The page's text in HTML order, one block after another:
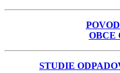
OBCE
STUDIE